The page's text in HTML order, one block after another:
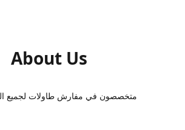
About Us
متخصصون في مفارش طاولات لجميع